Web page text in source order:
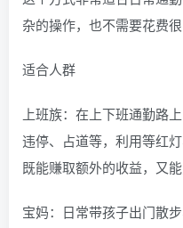
杂的操作，也不需要花费
适合人群
上班族：在上下班通勤路
违停、占道等，利用等红
既能赚取额外的收益，又
宝妈：日常带孩子出门散